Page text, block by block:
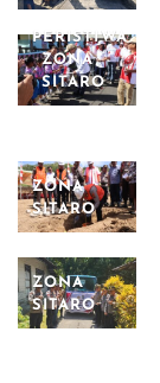
PERISTIWA
ZONA
SITARO
ZONA
SITARO
ZONA
SITARO